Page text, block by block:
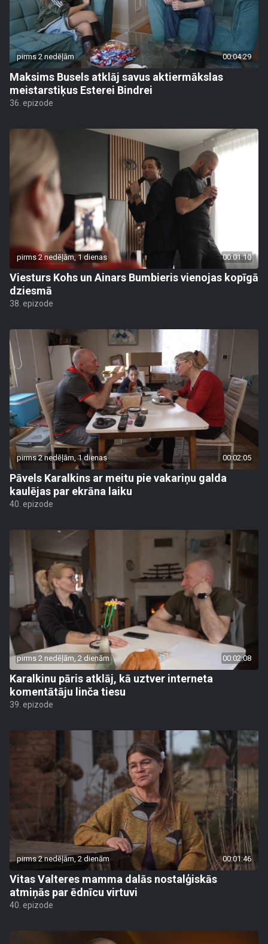
pirms 2 nedēļām 00:04:29
Maksims Busels atklāj savus aktiermākslas
meistarstiķus Esterei Bindrei
36. epizode
pirms 2 nedēļām, 1 dienas 00:01:10
Viesturs Kohs un Ainars Bumbieris vienojas kopīgā
dziesmā
38. epizode
pirms 2 nedēļām, 1 dienas 00:02:05
Pāvels Karalkins ar meitu pie vakariņu galda
kaulējas par ekrāna laiku
40. epizode
pirms 2 nedēļām, 2 dienām 00:02:08
Karalkinu pāris atklāj, kā uztver interneta
komentātāju linča tiesu
39. epizode
pirms 2 nedēļām, 2 dienām 00:01:46
Vitas Valteres mamma dalās nostalģiskās
atmiņās par ēdnīcu virtuvi
40. epizode